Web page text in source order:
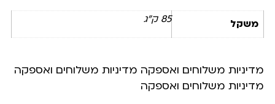
משקל 85 ק"ג
מדיניות משלוחים ואספקה מדיניות משלוחים ואספקה
מדיניות משלוחים ואספקה